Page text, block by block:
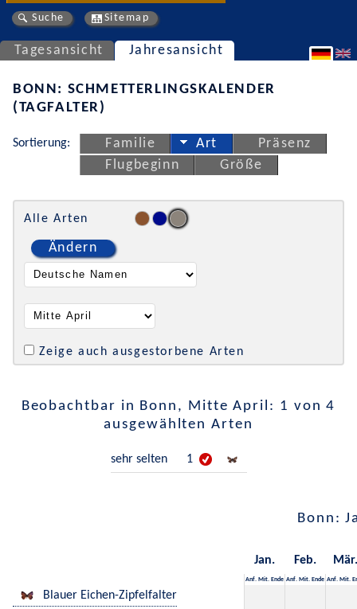
Suche Sitemap
Tagesansicht Jahresansicht
BONN: SCHMETTERLINGSKALENDER
(TAGFALTER)
Sortierung: Familie Art
Präsenz
Flugbeginn
Größe
Alle Arten
Ändern
Zeige auch ausgestorbene Arten
Beobachtbar in Bonn, Mitte April: 1 von 4
ausgewählten Arten
sehr selten 1
Bonn:
Jan. Feb. Mär.
Anf. Mit. Ende Anf. Mit. Ende Anf. Mit.
Blauer Eichen-Zipfelfalter